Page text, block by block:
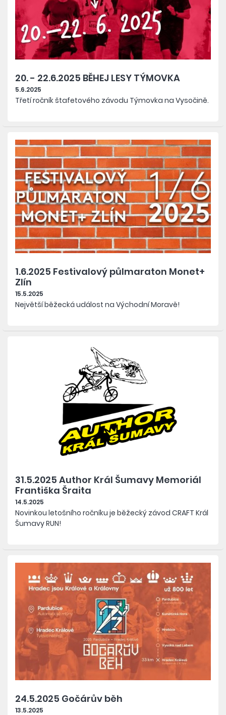
20. - 22.6.2025 BĚHEJ LESY TÝMOVKA
5.6.2025
Třetí ročník štafetového závodu Týmovka na Vysočině.
1.6.2025 Festivalový půlmaraton Monet+
Zlín
15.5.2025
Největší běžecká událost na Východní Moravě!
31.5.2025 Author Král Šumavy Memoriál
Františka Šraita
14.5.2025
Novinkou letošního ročníku je běžecký závod CRAFT Král
Šumavy RUN!
24.5.2025 Gočárův běh
13.5.2025